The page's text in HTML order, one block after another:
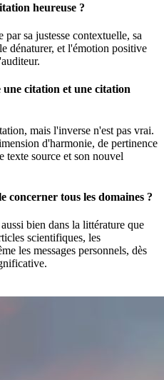
heureuse ?
sa justesse contextuelle, sa
dénaturer, et l'émotion positive
une citation et une citation
mais l'inverse n'est pas vrai.
d'harmonie, de pertinence
texte source et son nouvel
concerner tous les domaines ?
bien dans la littérature que
scientifiques, les
les messages personnels, dès